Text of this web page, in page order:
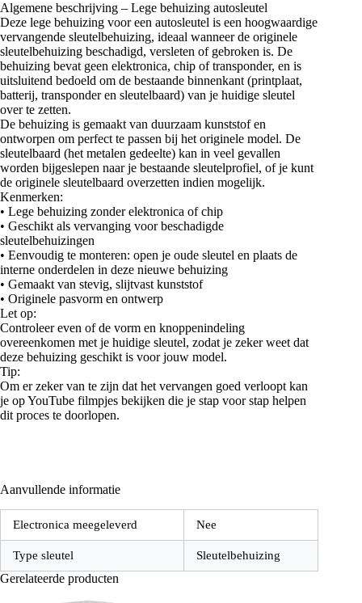
Algemene beschrijving – Lege behuizing autosleutel
Deze lege behuizing voor een autosleutel is een hoogwaardige
vervangende sleutelbehuizing, ideaal wanneer de originele
sleutelbehuizing beschadigd, versleten of gebroken is. De
behuizing bevat geen elektronica, chip of transponder, en is
uitsluitend bedoeld om de bestaande binnenkant (printplaat,
batterij, transponder en sleutelbaard) van je huidige sleutel
over te zetten.
De behuizing is gemaakt van duurzaam kunststof en
ontworpen om perfect te passen bij het originele model. De
sleutelbaard (het metalen gedeelte) kan in veel gevallen
worden bijgeslepen naar je bestaande sleutelprofiel, of je kunt
de originele sleutelbaard overzetten indien mogelijk.
Kenmerken:
• Lege behuizing zonder elektronica of chip
• Geschikt als vervanging voor beschadigde
sleutelbehuizingen
• Eenvoudig te monteren: open je oude sleutel en plaats de
interne onderdelen in deze nieuwe behuizing
• Gemaakt van stevig, slijtvast kunststof
• Originele pasvorm en ontwerp
Let op:
Controleer even of de vorm en knoppenindeling
overeenkomen met je huidige sleutel, zodat je zeker weet dat
deze behuizing geschikt is voor jouw model.
Tip:
Om er zeker van te zijn dat het vervangen goed verloopt kan
je op YouTube filmpjes bekijken die je stap voor stap helpen
dit proces te doorlopen.
Aanvullende informatie
Electronica meegeleverd Nee
Type sleutel Sleutelbehuizing
Gerelateerde producten